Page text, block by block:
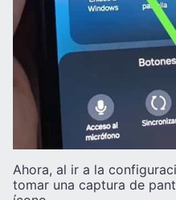
Ahora, al ir a la
tomar una captura de